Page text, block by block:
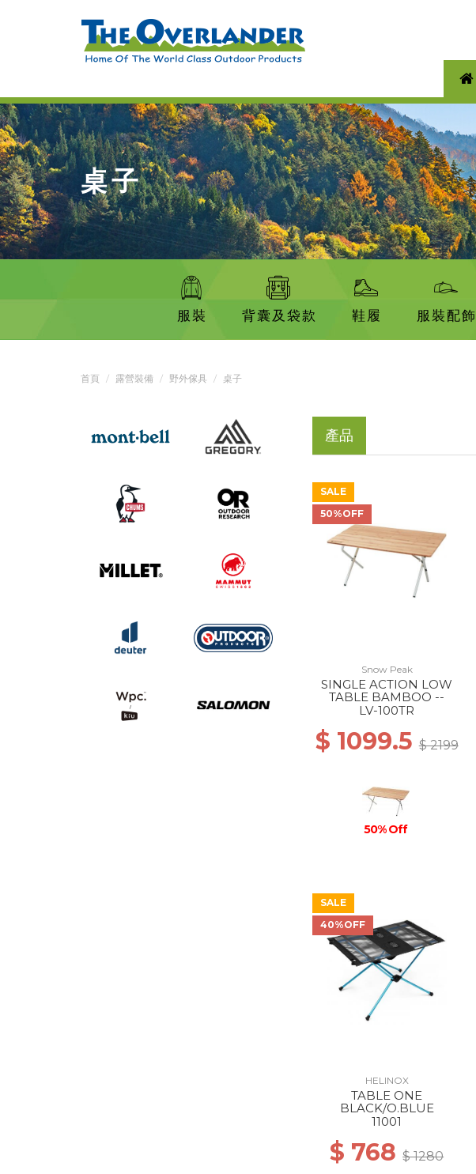
桌子
服裝 背囊及袋款 鞋履 服裝配飾
首頁 露營裝備 野外傢具 桌子
產品
SALE
50%OFF
Snow Peak
SINGLE ACTION LOW
TABLE BAMBOO --
LV-100TR
$ 1099.5$ 2199
50% Off
SALE
40%OFF
HELINOX
TABLE ONE
BLACK/O.BLUE
11001
$ 768$ 1280